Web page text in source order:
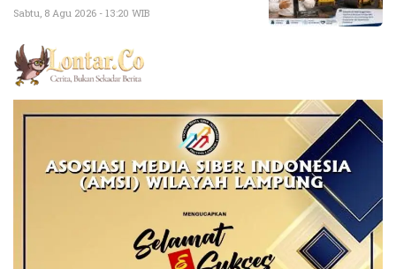
Sabtu, 8 Agu 2026 - 13:20 WIB